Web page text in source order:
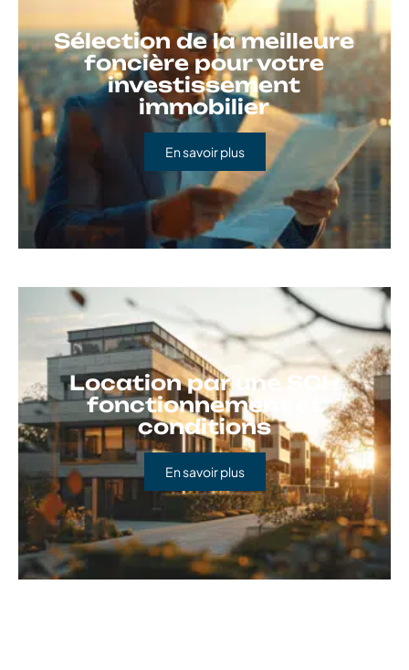
Sélection de la meilleure
foncière pour votre
investissement
immobilier
En savoir plus
Location par une SCI :
fonctionnement et
conditions
En savoir plus